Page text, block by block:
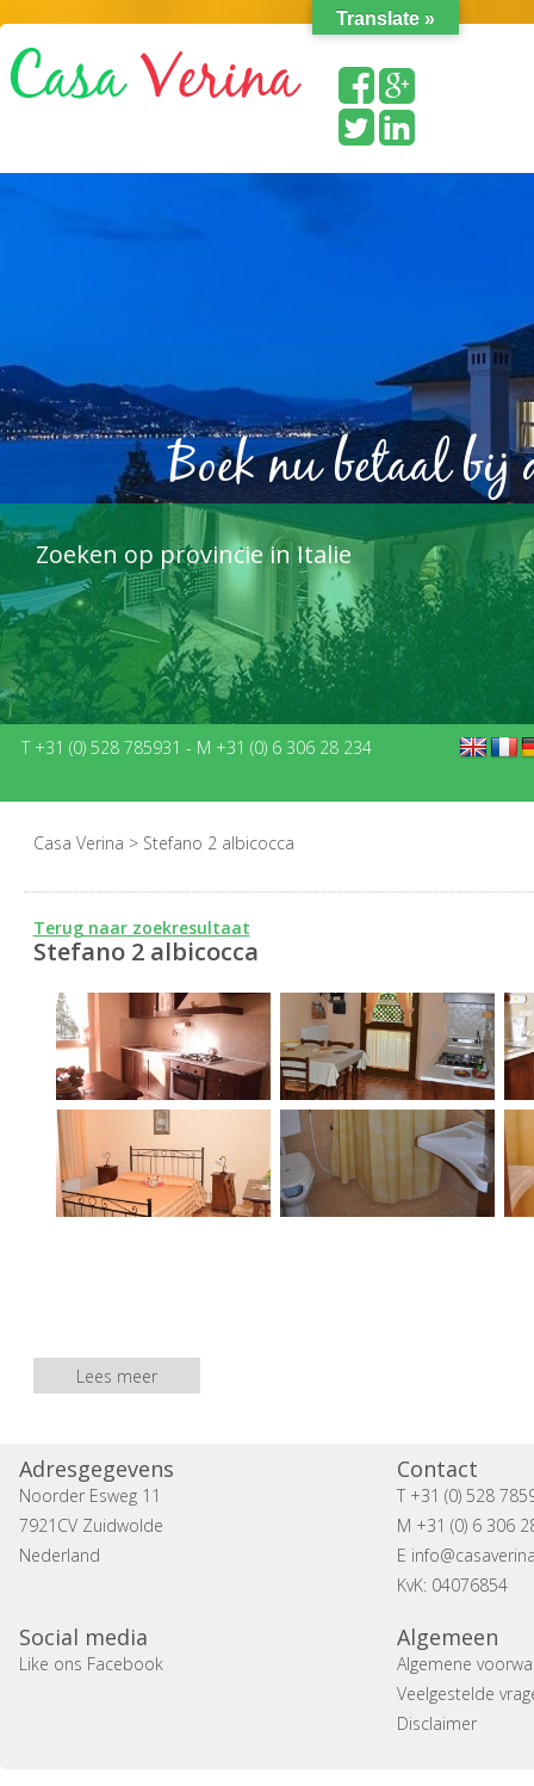
Zoeken op provincie in Italie
Boek nu betaal bij
T +31 (0) 528 785931 - M +31 (0) 6 306 28 234
Casa Verina > Stefano 2 albicocca
Terug naar zoekresultaat
Stefano 2 albicocca
Lees meer
Adresgegevens
Noorder Esweg 11
7921CV Zuidwolde
Nederland
Contact
T +31 (0) 528
M +31 (0) 6 306
E
KvK: 04076854
Social media
Like ons Facebook
Algemeen
Algemene
Veelgestelde
Disclaimer
Translate »